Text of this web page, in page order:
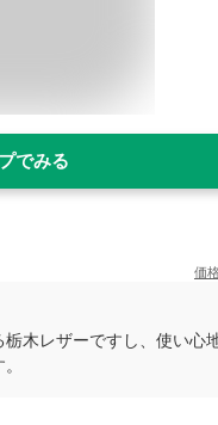
でみる
価
木レザーですし、使い心